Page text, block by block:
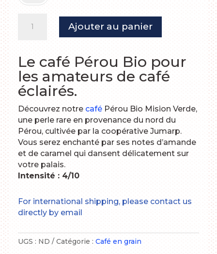
Bio
en
grain
Ajouter au panier
Le café Pérou Bio pour
les amateurs de café
éclairés.
Découvrez notre café Pérou Bio Mision Verde,
une perle rare en provenance du nord du
Pérou, cultivée par la coopérative Jumarp.
Vous serez enchanté par ses notes d’amande
et de caramel qui dansent délicatement sur
votre palais.
Intensité : 4/10
For international shipping, please contact us
directly by email
UGS : ND Catégorie : Café en grain